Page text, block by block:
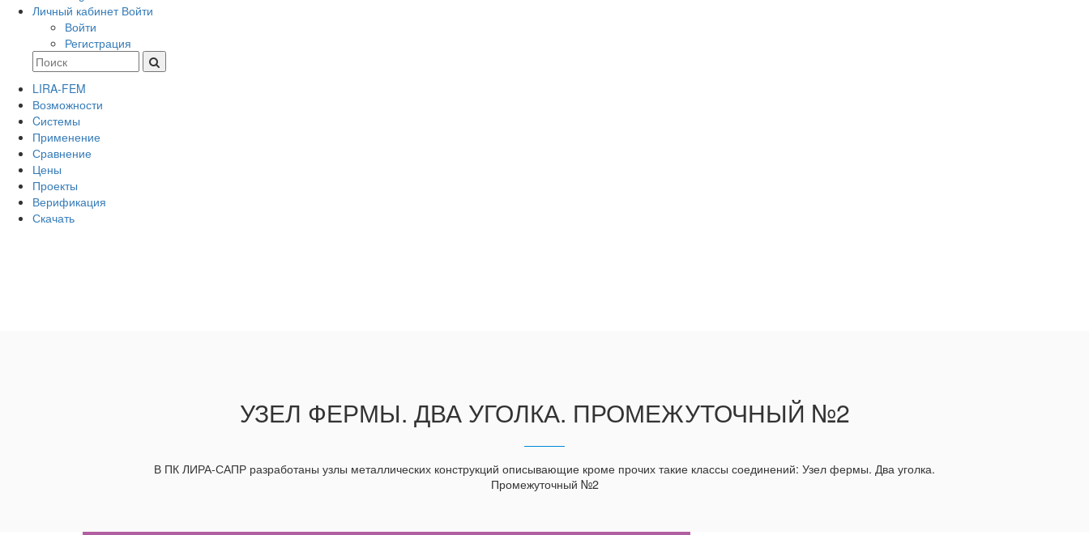
Личный кабинет Войти
Войти
Регистрация
LIRA-FEM
Возможности
Cистемы
Применение
Сравнение
Цены
Проекты
Верификация
Скачать
УЗЕЛ ФЕРМЫ. ДВА УГОЛКА. ПРОМЕЖУТОЧНЫЙ №2
В ПК ЛИРА-САПР разработаны узлы металлических конструкций описывающие кроме прочих такие классы соединений: Узел фермы. Два уголка.
Промежуточный №2